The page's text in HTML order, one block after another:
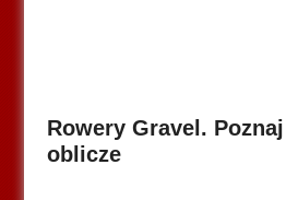
Rowery Gravel.
oblicze